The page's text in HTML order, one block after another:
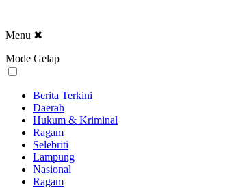
Menu ✖
Mode Gelap
Berita Terkini
Daerah
Hukum & Kriminal
Ragam
Selebriti
Lampung
Nasional
Ragam